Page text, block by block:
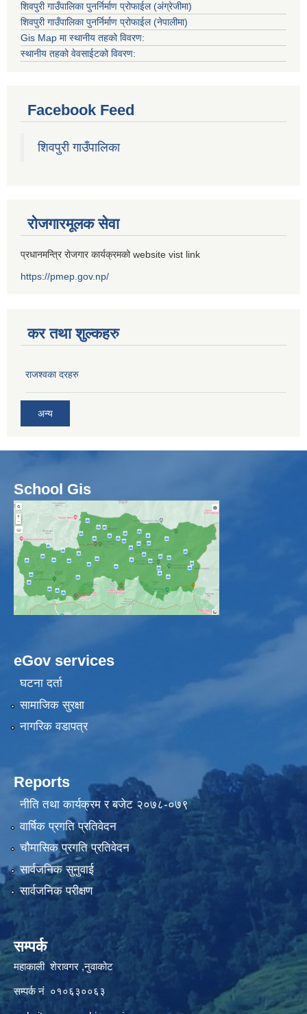
शिवपुरी गाउँपालिका पुनर्निर्माण प्रोफाईल (अंग्रेजीमा)
शिवपुरी गाउँपालिका पुनर्निर्माण प्रोफाईल (नेपालीमा)
Gis Map मा स्थानीय तहको विवरण:
स्थानीय तहको वेवसाईटको विवरण:
Facebook Feed
शिवपुरी गाउँपालिका
रोजगारमूलक सेवा
प्रधानमन्त्रि रोजगार कार्यक्रमको website vist link
https://pmep.gov.np/
कर तथा शुल्कहरु
राजश्वका दरहरु
अन्य
School Gis
eGov services
घटना दर्ता
सामाजिक सुरक्षा
नागरिक वडापत्र
Reports
नीति तथा कार्यक्रम र बजेट २०७८-०७९
वार्षिक प्रगति प्रतिवेदन
चौमासिक प्रगति प्रतिवेदन
सार्वजनिक सुनुवाई
सार्वजनिक परीक्षण
सम्पर्क
महाकाली शेरावगर ,नुवाकोट
सम्पर्क नं ०१०६३००६३